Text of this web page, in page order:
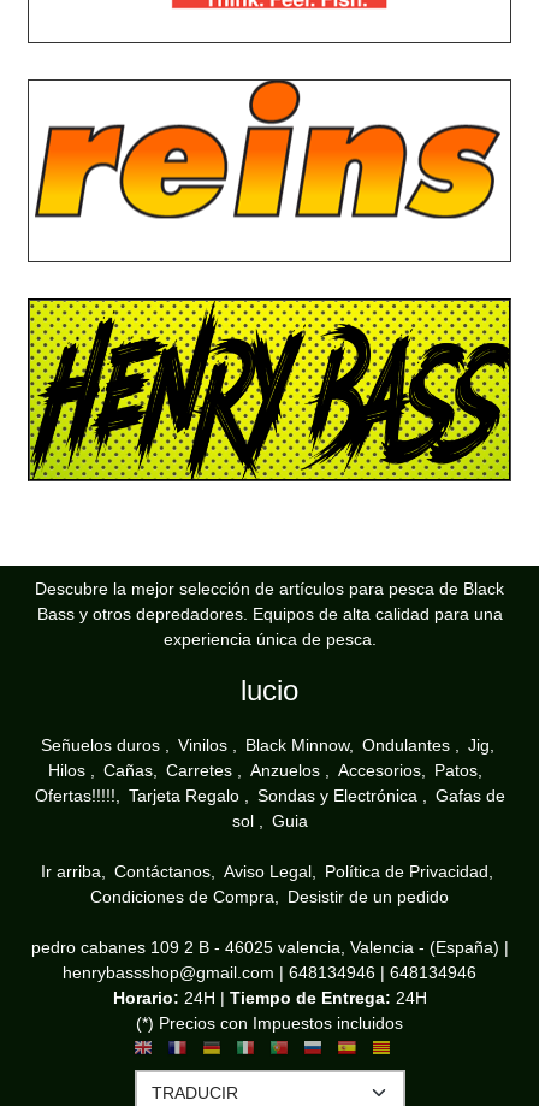
Descubre la mejor selección de artículos para pesca de Black
Bass y otros depredadores. Equipos de alta calidad para una
experiencia única de pesca.
lucio
Señuelos duros Vinilos Black Minnow Ondulantes
Jig
Hilos
Cañas Carretes Anzuelos Accesorios
Patos
Ofertas!!!!!
Tarjeta Regalo Sondas y Electrónica
Gafas de
sol
Guia
Ir arriba Contáctanos Aviso Legal
Política de Privacidad
Condiciones de Compra
Desistir de un pedido
pedro cabanes 109 2 B - 46025 valencia, Valencia - (España) |
henrybassshop@gmail.com | 648134946 | 648134946
Horario: 24H | Tiempo de Entrega: 24H
(*) Precios con Impuestos incluidos